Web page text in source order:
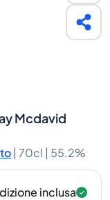
Mcdavid
| 70cl | 55.2%
inclusa